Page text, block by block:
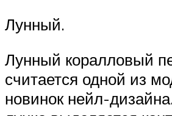
Лунный.
Лунный коралловый
считается одной из
новинок нейл-